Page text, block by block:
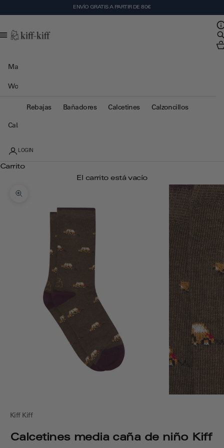
ENVÍO GRATIS A PARTIR DE 80€
Kiff Kiff
Man
Woman
Calzoncillos
LOGIN
Rebajas Bañadores Calcetines Calzoncillos
Carrito
El carrito está vacío
Zoom
Kiff Kiff
Calcetines media caña de niño Kiff